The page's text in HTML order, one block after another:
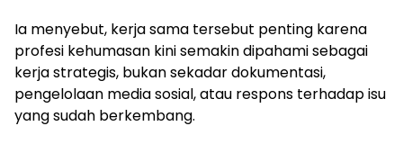
Ia menyebut, kerja sama tersebut penting karena
profesi kehumasan kini semakin dipahami sebagai
kerja strategis, bukan sekadar dokumentasi,
pengelolaan media sosial, atau respons terhadap isu
yang sudah berkembang.